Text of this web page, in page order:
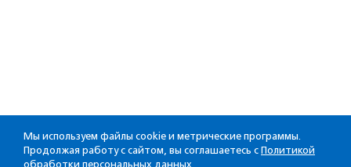
Мы используем файлы cookie и метрические программы.
Продолжая работу с сайтом, вы соглашаетесь с Политикой
обработки персональных данных